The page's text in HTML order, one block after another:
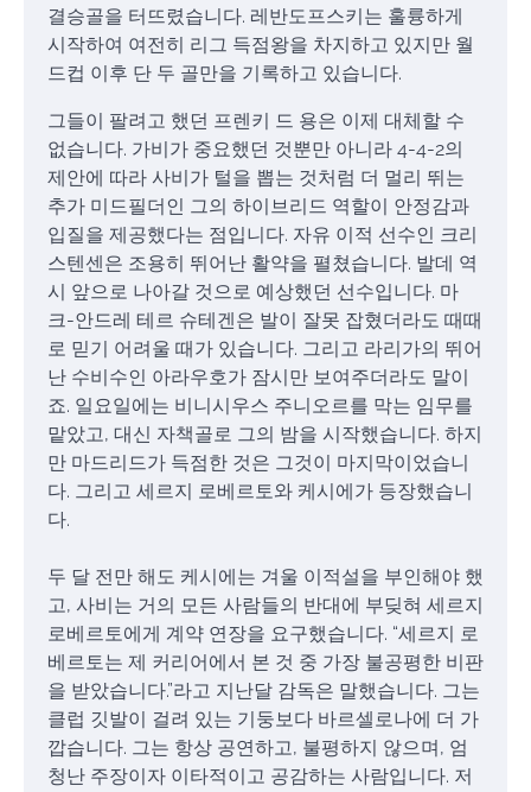
결승골을 터뜨렸습니다. 레반도프스키는 훌륭하게
시작하여 여전히 리그 득점왕을 차지하고 있지만 월
드컵 이후 단 두 골만을 기록하고 있습니다.
그들이 팔려고 했던 프렌키 드 용은 이제 대체할 수
없습니다. 가비가 중요했던 것뿐만 아니라 4-4-2의
제안에 따라 사비가 털을 뽑는 것처럼 더 멀리 뛰는
추가 미드필더인 그의 하이브리드 역할이 안정감과
입질을 제공했다는 점입니다. 자유 이적 선수인 크리
스텐센은 조용히 뛰어난 활약을 펼쳤습니다. 발데 역
시 앞으로 나아갈 것으로 예상했던 선수입니다. 마
크-안드레 테르 슈테겐은 발이 잘못 잡혔더라도 때때
로 믿기 어려울 때가 있습니다. 그리고 라리가의 뛰어
난 수비수인 아라우호가 잠시만 보여주더라도 말이
죠. 일요일에는 비니시우스 주니오르를 막는 임무를
맡았고, 대신 자책골로 그의 밤을 시작했습니다. 하지
만 마드리드가 득점한 것은 그것이 마지막이었습니
다. 그리고 세르지 로베르토와 케시에가 등장했습니
다.
두 달 전만 해도 케시에는 겨울 이적설을 부인해야 했
고, 사비는 거의 모든 사람들의 반대에 부딪혀 세르지
로베르토에게 계약 연장을 요구했습니다. “세르지 로
베르토는 제 커리어에서 본 것 중 가장 불공평한 비판
을 받았습니다.”라고 지난달 감독은 말했습니다. 그는
클럽 깃발이 걸려 있는 기둥보다 바르셀로나에 더 가
깝습니다. 그는 항상 공연하고, 불평하지 않으며, 엄
청난 주장이자 이타적이고 공감하는 사람입니다. 저